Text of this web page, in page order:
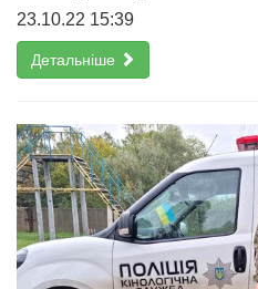
23.10.22 15:39
Детальніше